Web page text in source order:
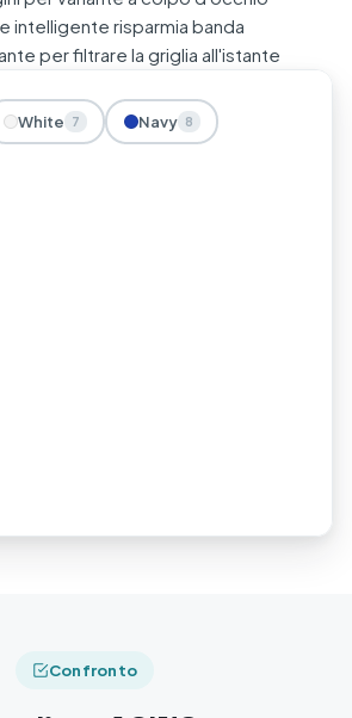
intelligente risparmia banda
per filtrare la griglia all'istante
White 7 Navy 8
Confronto